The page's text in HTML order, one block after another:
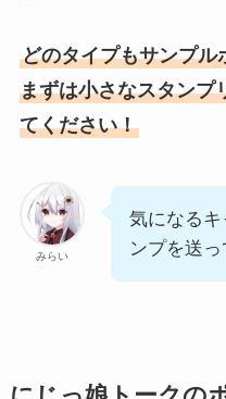
どのタイプもサンプル
まずは小さなスタンプ
てください！
みらい
気になるキ
ンプを送っ